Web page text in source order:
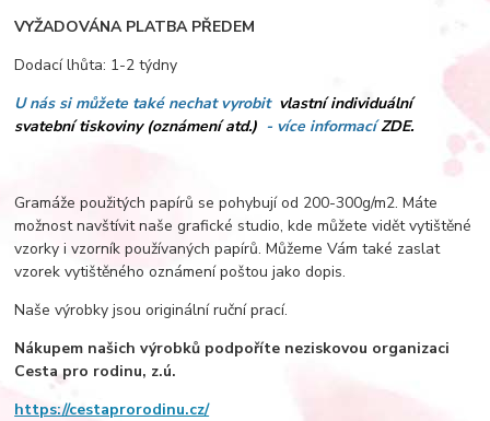
VYŽADOVÁNA PLATBA PŘEDEM
Dodací lhůta: 1-2 týdny
U nás si můžete také nechat vyrobit vlastní individuální
svatební tiskoviny (oznámení atd.) - více informacíZDE.
Gramáže použitých papírů se pohybují od 200-300g/m2. Máte
možnost navštívit naše grafické studio, kde můžete vidět vytištěné
vzorky i vzorník používaných papírů. Můžeme Vám také zaslat
vzorek vytištěného oznámení poštou jako dopis.
Naše výrobky jsou originální ruční prací.
Nákupem našich výrobků podpoříte neziskovou organizaci
Cesta pro rodinu, z.ú.­
https://cestaprorodinu.cz/